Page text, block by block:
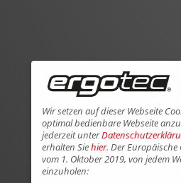
Wir setzen auf dieser Webseite
optimal bedienbare Webseite
jederzeit unter
erhalten Siehier. Der
vom 1. Oktober 2019, von jedem
einzuholen: